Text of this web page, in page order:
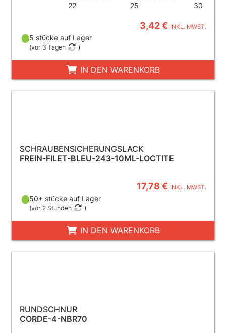
22 25 30
3,42 € INKL. MWST.
5 stücke auf Lager
(vor 3 Tagen )
IN DEN WARENKORB
SCHRAUBENSICHERUNGSLACK
FREIN-FILET-BLEU-243-10ML-LOCTITE
17,78 € INKL. MWST.
50+ stücke auf Lager
(vor 2 Stunden )
IN DEN WARENKORB
RUNDSCHNUR
CORDE-4-NBR70